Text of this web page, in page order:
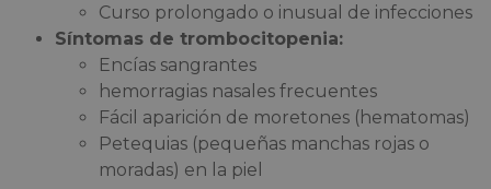
Curso prolongado o inusual de infecciones
Síntomas de trombocitopenia:
Encías sangrantes
hemorragias nasales frecuentes
Fácil aparición de moretones (hematomas)
Petequias (pequeñas manchas rojas o
moradas) en la piel